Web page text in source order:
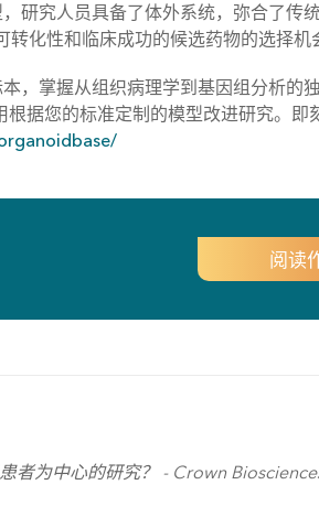
研究人员具备了体外系统，弥合了传
化性和临床成功的候选药物的选择机
，掌握从组织病理学到基因组分析的
据您的标准定制的模型改进研究。即
阅读
者为中心的研究？ - Crown Bioscience.